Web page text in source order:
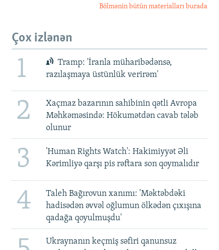
Bölmənin bütün materialları burada
Çox izlənən
1
Tramp: 'İranla müharibədənsə,
razılaşmaya üstünlük verirəm'
2
Xaçmaz bazarının sahibinin qətli Avropa
Məhkəməsində: Hökumətdən cavab tələb
olunur
3
'Human Rights Watch': Hakimiyyət Əli
Kərimliyə qarşı pis rəftara son qoymalıdır
4
Taleh Bağırovun xanımı: 'Məktəbdəki
hadisədən əvvəl oğlumun ölkədən çıxışına
qadağa qoyulmuşdu'
Ukraynanın keçmiş səfiri qanunsuz